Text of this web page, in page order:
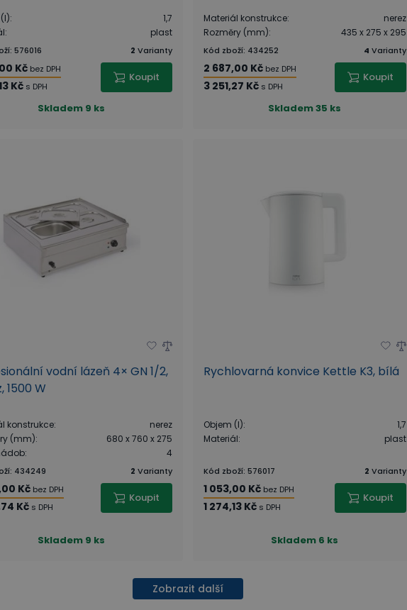
:
1,7
: plast
: 576016 2 Varianty
Kč bez DPH
Kč s DPH
Koupit
Skladem 9 ks
Materiál konstrukce:
nerez
Rozměry (mm): 435 x 275 x 295
Kód zboží: 434252 4 Varianty
2 687,00 Kč bez DPH
3 251,27 Kč s DPH
Koupit
Skladem35 ks
vodní lázeň 4× GN 1/2,
1500 W
konstrukce:
nerez
(mm):
680 x 760 x 275
: 4
: 434249 2 Varianty
Kč bez DPH
Kč s DPH
Koupit
Skladem 9 ks
Rychlovarná konvice Kettle K3, bílá
Objem (l):
1,7
Materiál: plast
Kód zboží: 576017 2 Varianty
1 053,00 Kč bez DPH
1 274,13 Kč s DPH
Koupit
Skladem 6 ks
Zobrazit další